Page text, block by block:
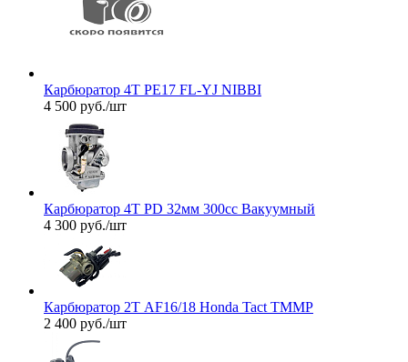
Карбюратор 4Т PE17 FL-YJ NIBBI
4 500 руб./шт
Карбюратор 4Т PD 32мм 300cc Вакуумный
4 300 руб./шт
Карбюратор 2Т AF16/18 Honda Tact TMMP
2 400 руб./шт